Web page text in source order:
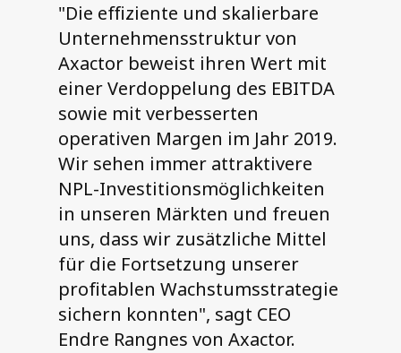
"Die effiziente und skalierbare
Unternehmensstruktur von
Axactor beweist ihren Wert mit
einer Verdoppelung des EBITDA
sowie mit verbesserten
operativen Margen im Jahr 2019.
Wir sehen immer attraktivere
NPL-Investitionsmöglichkeiten
in unseren Märkten und freuen
uns, dass wir zusätzliche Mittel
für die Fortsetzung unserer
profitablen Wachstumsstrategie
sichern konnten", sagt CEO
Endre Rangnes von Axactor.